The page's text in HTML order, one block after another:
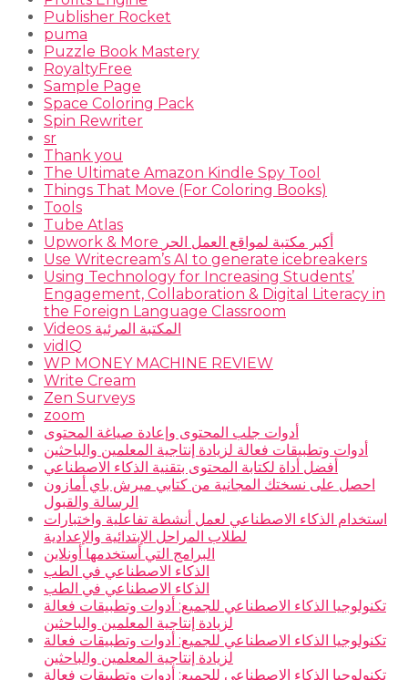
Publisher Rocket
puma
Puzzle Book Mastery
RoyaltyFree
Sample Page
Space Coloring Pack
Spin Rewriter
sr
Thank you
The Ultimate Amazon Kindle Spy Tool
Things That Move (For Coloring Books)
Tools
Tube Atlas
Upwork & More أكبر مكتبة لمواقع العمل الحر
Use Writecream’s AI to generate icebreakers
Using Technology for Increasing Students’
Engagement, Collaboration & Digital Literacy in
the Foreign Language Classroom
Videos المكتبة المرئية
vidIQ
WP MONEY MACHINE REVIEW
Write Cream
Zen Surveys
zoom
أدوات جلب المحتوى وإعادة صياغة المحتوى
أدوات وتطبيقات فعالة لزيادة إنتاجية المعلمين والباحثين
أفضل أداة لكتابة المحتوى بتقنية الذكاء الاصطناعي
احصل على نسختك المجانية من كتابي ميرش باي أمازون
الرسالة والقبول
استخدام الذكاء الاصطناعي لعمل أنشطة تفاعلية واختبارات
لطلاب المراحل الإبتدائية والإعدادية
البرامج التي أستخدمها أونلاين
الذكاء الاصطناعي في الطب
الذكاء الاصطناعي في الطب
تكنولوجيا الذكاء الاصطناعي للجميع: أدوات وتطبيقات فعالة
لزيادة إنتاجية المعلمين والباحثين
تكنولوجيا الذكاء الاصطناعي للجميع: أدوات وتطبيقات فعالة
لزيادة إنتاجية المعلمين والباحثين
تكنولوجيا الذكاء الاصطناعي للجميع: أدوات وتطبيقات فعالة